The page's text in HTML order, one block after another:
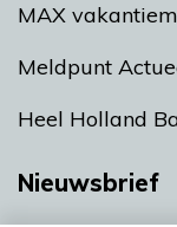
MAX
Meldpunt
Heel Holland
Nieuwsbrief